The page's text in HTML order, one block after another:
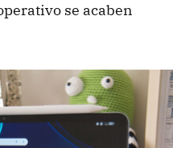
se acaben